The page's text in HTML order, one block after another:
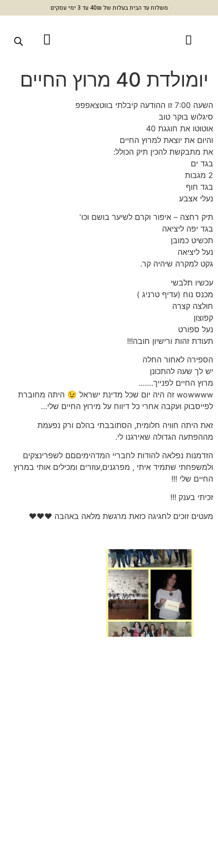
משלוח עד הבית בעלות של 40₪ עד 3 ימי עסקים
40 מרוץ החיים
קיבלתי בווטצאפפפ
בוקר טוב
את חוגגת 40
את יוצאת למרוץ החיים
להכין תיק הכולל:
ים
חוף
אצבע
רחצה – איפור וקרם לשיער בושם וכו'
יפה ליציאה
כמובן
ליציאה
למקרה שיהיה קר.
תלבשי
נוח (עדיף טרניג )
קצרה
ספורט
זהות ורישיון חובה!!!
לאחור החלה
שעה להתכונן
החיים לפנייך…….
wowwww זה היה יום שכל מדינת ישראל 😉 היתה מחוברת
ועקבה אחרי כל דיווח על מירוץ החיים שלי…
היתה חוויה חלומית, הסתובבתי בהלם ורק נפעמת
הגדולה שאירגנו לי.
נפלאה להודות לחבריי המדהימיםםם לשפרינצקים
שתמיד איתי , מפרגנים,עוזרים ומכילים אותי במרוץ
שלי !!!
בענק !!!
זוכים לחגיגה כזאת מרגשת מלאה באהבה ❤❤❤